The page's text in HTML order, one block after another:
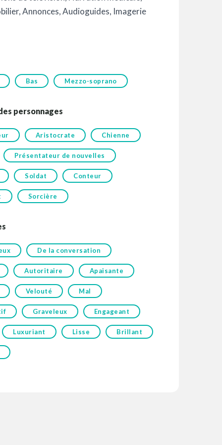
,Annonces,Audioguides, Imagerie
Bas Mezzo-soprano
personnages
Aristocrate Chienne
Présentateur de nouvelles
Soldat Conteur
Sorcière
De la conversation
Autoritaire Apaisante
Velouté Mal
Graveleux Engageant
Luxuriant Lisse Brillant